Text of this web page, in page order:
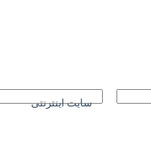
سایت اینترنتی